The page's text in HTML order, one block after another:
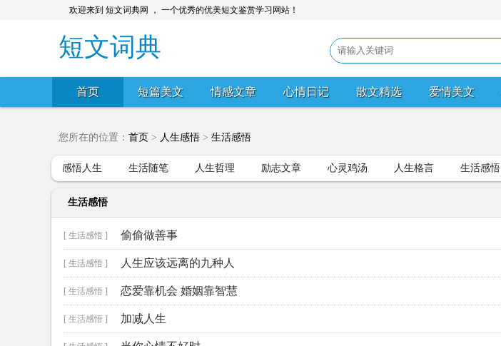
欢迎来到 短文词典网 ， 一个优秀的优美短文鉴赏学习网站！
短文词典
首页 短篇美文 情感文章 心情日记 散文精选 爱情美文
您所在的位置： 首页 > 人生感悟 > 生活感悟
感悟人生 生活随笔 人生哲理 励志文章 心灵鸡汤 人生格言 生活感悟
生活感悟
[ 生活感悟 ] 偷偷做善事
[ 生活感悟 ] 人生应该远离的九种人
[ 生活感悟 ] 恋爱靠机会 婚姻靠智慧
[ 生活感悟 ] 加减人生